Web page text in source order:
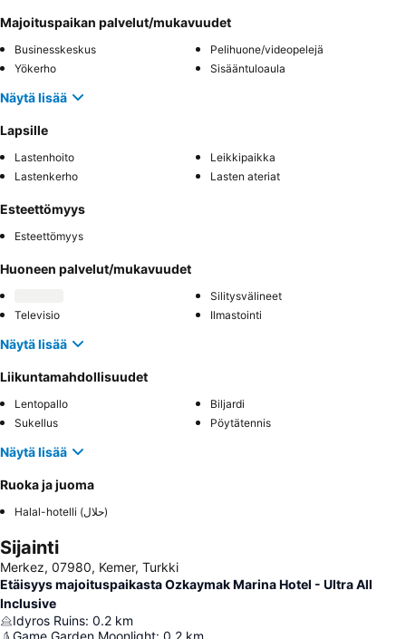
Majoituspaikan palvelut/mukavuudet
Businesskeskus
Pelihuone/videopelejä
Yökerho
Sisääntuloaula
Näytä lisää
Lapsille
Lastenhoito
Leikkipaikka
Lastenkerho
Lasten ateriat
Esteettömyys
Esteettömyys
Huoneen palvelut/mukavuudet
Silitysvälineet
Televisio
Ilmastointi
Näytä lisää
Liikuntamahdollisuudet
Lentopallo
Biljardi
Sukellus
Pöytätennis
Näytä lisää
Ruoka ja juoma
Halal-hotelli (حلال)
Sijainti
Merkez, 07980, Kemer, Turkki
Etäisyys majoituspaikasta Ozkaymak Marina Hotel - Ultra All
Inclusive
Idyros Ruins: 0.2 km